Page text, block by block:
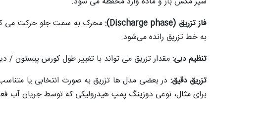
فاز تزریق (Discharge phase):
محرک به سمت جلو حرکت می‌
به خط تزریق رانده می‌شود.
تنظیم دبی:مقدار تزریق می‌ تواند با تغییر طول کورس پیستون /
تزریق دقیق: در بعضی مدل‌ ها تزریق به‌ صورت انتخابی یا
برای مثال، نوعی دوزینگ پمپ هیدرولیکی که توسط جریان آب